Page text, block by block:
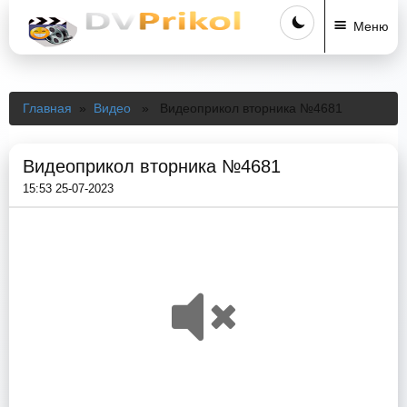
Меню
Главная » Видео » Видеоприкол вторника №4681
Видеоприкол вторника №4681
15:53 25-07-2023